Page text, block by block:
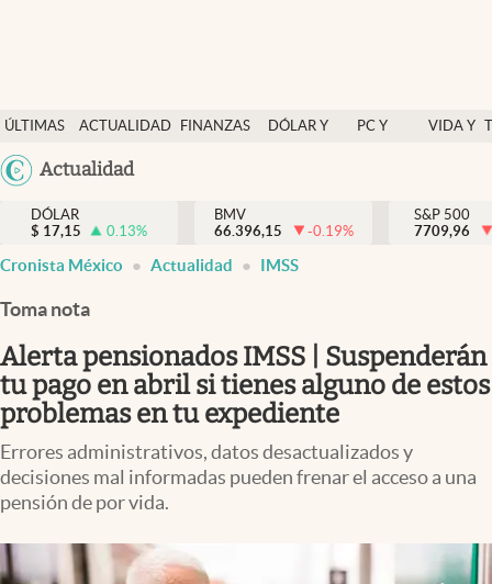
ÚLTIMAS
NOTICIAS
ACTUALIDAD
FINANZAS
DÓLAR Y
PC Y
VIDA Y
México
Actualidad
Actualidad
Finanzas y economía
Dólar y mercados
Pc y celular
Vida y estilo
Tv
Clima
Espiritualidad
DÓLAR
$ 17,15 0.13%
BMV
66.396,15
-0.19%
S&P 500
7709,96
Cronista México Actualidad IMSS
Toma nota
Alerta pensionados IMSS | Suspenderán
tu pago en abril si tienes alguno de estos
problemas en tu expediente
Errores administrativos, datos desactualizados y
decisiones mal informadas pueden frenar el acceso a una
pensión de por vida.